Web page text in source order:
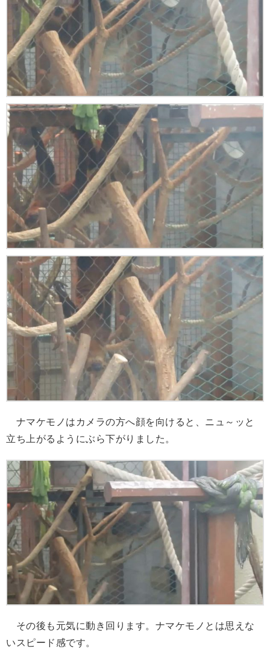
ナマケモノはカメラの方へ顔を向けると、ニュ～ッと
立ち上がるようにぶら下がりました。
その後も元気に動き回ります。ナマケモノとは思えな
いスピード感です。